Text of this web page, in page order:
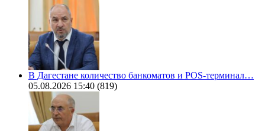
В Дагестане количество банкоматов и POS-терминал…
05.08.2026 15:40 (819)